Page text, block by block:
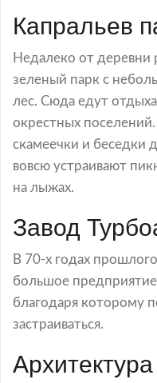
Капральев
Недалеко от деревни
зеленый парк с
лес. Сюда едут
окрестных
скамеечки и беседки
вовсю устраивают
на лыжах.
Завод
В 70-х годах
большое предприятие
благодаря которому
застраиваться.
Архитектура